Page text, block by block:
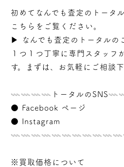
初めてなんでも査定のトータ
こちらをご覧ください。
▶︎
なんでも査定のトータルの
１つ１つ丁寧に専門スタッフ
す。まずは、お気軽にご相談下
𓇠𓇠𓇠𓇠トータルの
● Facebook ページ
●
Instagram
※買取価格について